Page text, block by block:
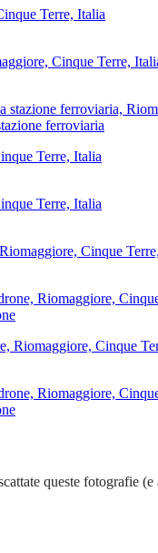
ferroviaria
queste fotografie